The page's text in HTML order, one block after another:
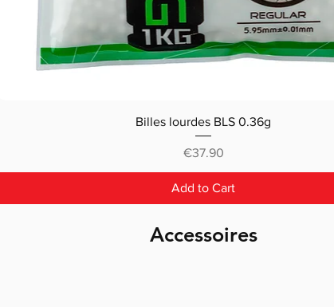
Billes lourdes BLS 0.36g
Price
€37.90
Add to Cart
Accessoires